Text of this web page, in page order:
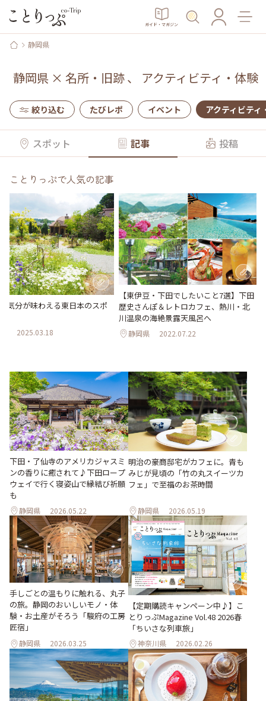
ガイド・マガジン
静岡県
静岡県× 名所・旧跡、 アクティビティ・体験
絞り込む たびレポ イベント アクティビティ
スポット 記事 投稿
ことりっぷで人気の記事
気分が味わえる東日本のスポ
2025.03.18
【東伊豆・下田でしたいこと7選】下田
歴史さんぽ＆レトロカフェ、熱川・北
川温泉の海絶景露天風呂へ
静岡県 2022.07.22
下田・了仙寺のアメリカジャスミ
ンの香りに癒されて♪下田ロープ
ウェイで行く寝姿山で縁結び祈願
も
静岡県 2026.05.22
明治の豪商邸宅がカフェに。青も
みじが見頃の「竹の丸スイーツカ
フェ」で至福のお茶時間
静岡県 2026.05.19
手しごとの温もりに触れる、丸子
の旅。静岡のおいしいモノ・体
験・お土産がそろう「駿府の工房
匠宿」
静岡県 2026.03.25
【定期購読キャンペーン中♪】こ
とりっぷMagazine Vol.48 2026春
「ちいさな列車旅」
神奈川県 2026.02.26